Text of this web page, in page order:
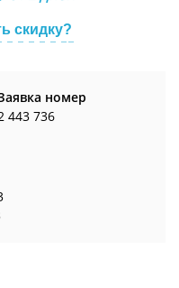
скидку?
номер
443 736